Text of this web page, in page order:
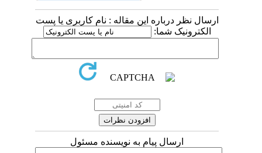
ارسال نظر درباره این مقاله : نام کاربری یا پست
الکترونیک شما:
ارسال پیام به نویسنده مسئول